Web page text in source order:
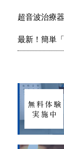
超音波治療
最新！簡単